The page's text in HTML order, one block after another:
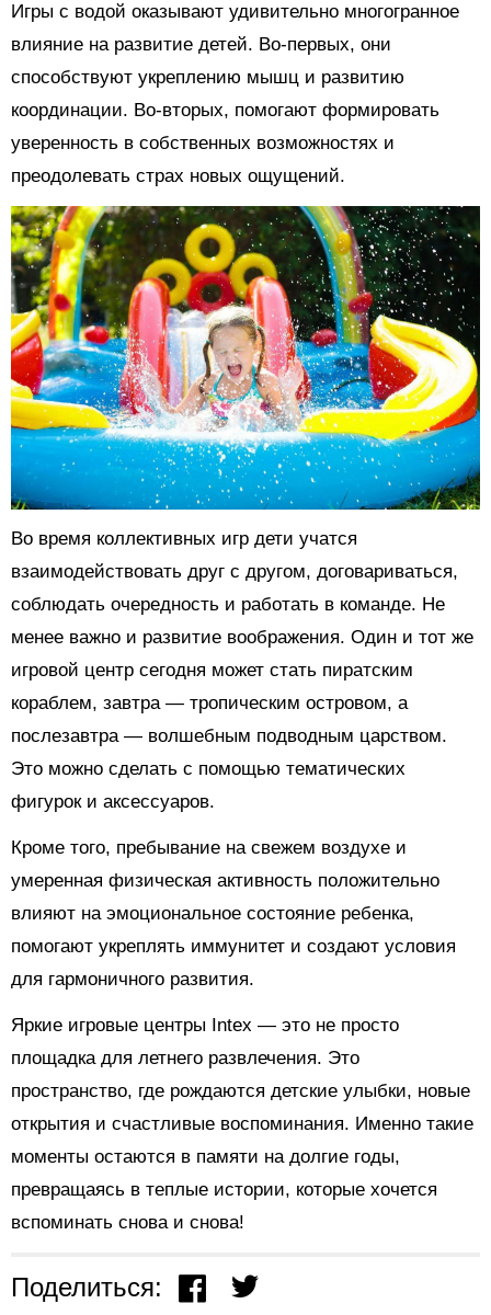
Игры с водой оказывают удивительно многогранное
влияние на развитие детей. Во-первых, они
способствуют укреплению мышц и развитию
координации. Во-вторых, помогают формировать
уверенность в собственных возможностях и
преодолевать страх новых ощущений.
Во время коллективных игр дети учатся
взаимодействовать друг с другом, договариваться,
соблюдать очередность и работать в команде. Не
менее важно и развитие воображения. Один и тот же
игровой центр сегодня может стать пиратским
кораблем, завтра — тропическим островом, а
послезавтра — волшебным подводным царством.
Это можно сделать с помощью тематических
фигурок и аксессуаров.
Кроме того, пребывание на свежем воздухе и
умеренная физическая активность положительно
влияют на эмоциональное состояние ребенка,
помогают укреплять иммунитет и создают условия
для гармоничного развития.
Яркие игровые центры Intex — это не просто
площадка для летнего развлечения. Это
пространство, где рождаются детские улыбки, новые
открытия и счастливые воспоминания. Именно такие
моменты остаются в памяти на долгие годы,
превращаясь в теплые истории, которые хочется
вспоминать снова и снова!
Поделиться: